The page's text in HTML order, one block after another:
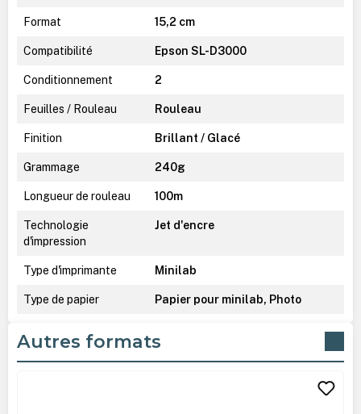
Format 15,2 cm
Compatibilité Epson SL-D3000
Conditionnement 2
Feuilles / Rouleau Rouleau
Finition Brillant / Glacé
Grammage 240g
Longueur de rouleau 100m
Technologie
d'impression
Jet d'encre
Type d'imprimante Minilab
Type de papier Papier pour minilab, Photo
Autres formats